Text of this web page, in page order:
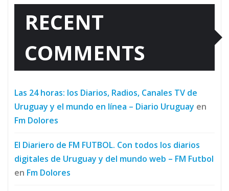
RECENT
COMMENTS
Las 24 horas: los Diarios, Radios, Canales TV de
Uruguay y el mundo en línea – Diario Uruguay en
Fm Dolores
El Diariero de FM FUTBOL. Con todos los diarios
digitales de Uruguay y del mundo web – FM Futbol
en Fm Dolores